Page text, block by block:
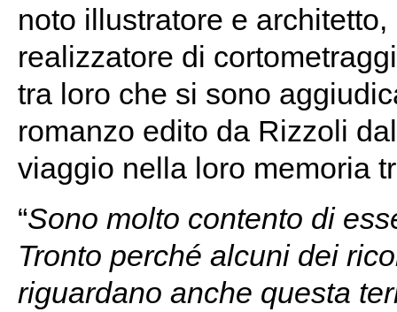
noto illustratore e
realizzatore di
tra loro che si sono
romanzo edito da Rizzoli
viaggio nella loro memoria
“Sono molto contento di
Tronto perché alcuni dei
riguardano anche questa